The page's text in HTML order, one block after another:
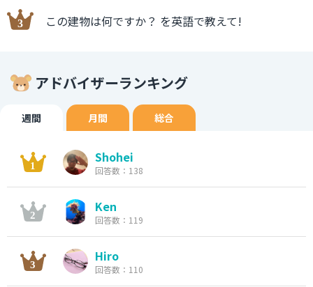
この建物は何ですか？ を英語で教えて!
アドバイザーランキング
週間 月間 総合
Shohei
回答数：138
Ken
回答数：119
Hiro
回答数：110